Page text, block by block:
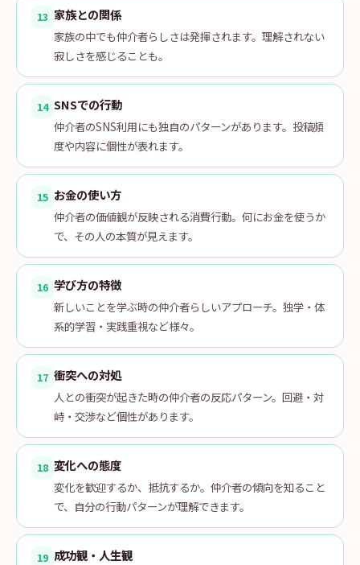
13 家族との関係
家族の中でも仲介者らしさは発揮されます。理解されない
寂しさを感じることも。
14 SNSでの行動
仲介者のSNS利用にも独自のパターンがあります。投稿頻
度や内容に個性が表れます。
15 お金の使い方
仲介者の価値観が反映される消費行動。何にお金を使うか
で、その人の本質が見えます。
16 学び方の特徴
新しいことを学ぶ時の仲介者らしいアプローチ。独学・体
系的学習・実践重視など様々。
17 衝突への対処
人との衝突が起きた時の仲介者の反応パターン。回避・対
峙・交渉など個性があります。
18 変化への態度
変化を歓迎するか、抵抗するか。仲介者の傾向を知ること
で、自分の行動パターンが理解できます。
19 成功観・人生観